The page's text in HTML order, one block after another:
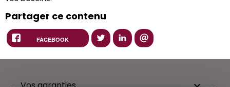
Partager ce contenu
FACEBOOK